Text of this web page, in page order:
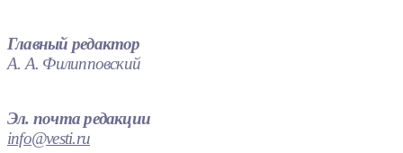
Главный редактор
А. А. Филипповский
Эл. почта редакции
info@vesti.ru